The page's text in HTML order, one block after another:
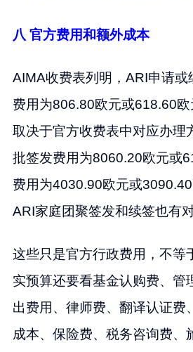
八 官方费用和额外成本
AIMA收费表列明，ARI申请或
费用为806.80欧元或618.60
取决于官方收费表中对应办理
批签发费用为8060.20欧元或
费用为4030.90欧元或
ARI家庭团聚签发和续签也有对
这些只是官方行政费用，不等
实预算还要看基金认购费、管
出费用、律师费、翻译认证费
成本、保险费、税务咨询费、